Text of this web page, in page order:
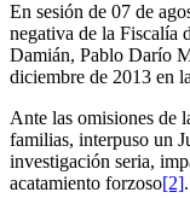
En sesión de 07 de
negativa de la Fiscalía
Damián, Pablo Darío
diciembre de 2013 en
Ante las omisiones de
familias, interpuso un
investigación seria,
acatamiento forzoso[2].